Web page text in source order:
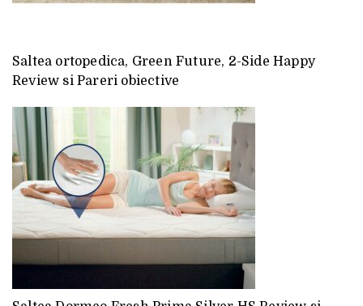
Saltea ortopedica, Green Future, 2-Side Happy
Review si Pareri obiective